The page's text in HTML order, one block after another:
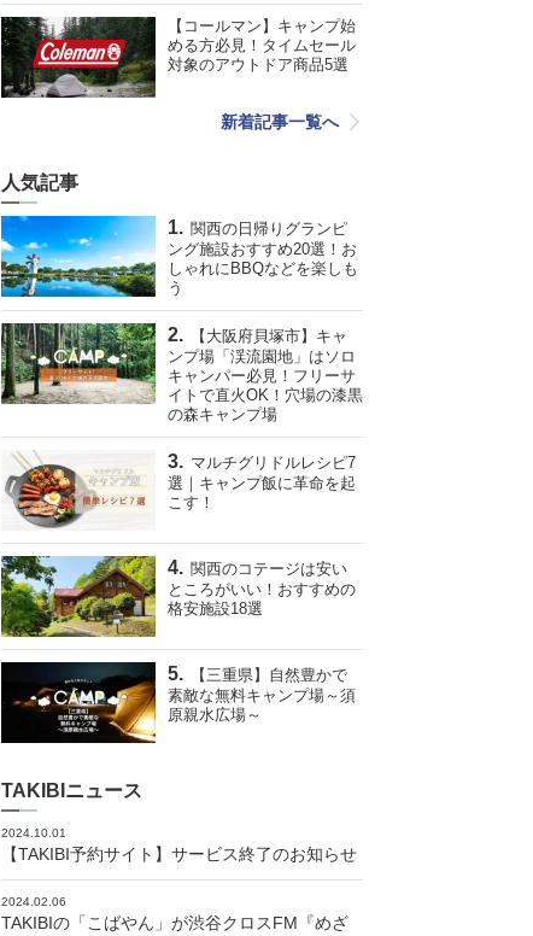
【コールマン】キャンプ始
める方必見！タイムセール
対象のアウトドア商品5選
新着記事一覧へ
人気記事
関西の日帰りグランピ
ング施設おすすめ20選！お
しゃれにBBQなどを楽しも
う
【大阪府貝塚市】キャ
ンプ場「渓流園地」はソロ
キャンパー必見！フリーサ
イトで直火OK！穴場の漆黒
の森キャンプ場
マルチグリドルレシピ7
選｜キャンプ飯に革命を起
こす！
関西のコテージは安い
ところがいい！おすすめの
格安施設18選
【三重県】自然豊かで
素敵な無料キャンプ場～須
原親水広場～
TAKIBIニュース
2024.10.01
【TAKIBI予約サイト】サービス終了のお知らせ
2024.02.06
TAKIBIの「こばやん」が渋谷クロスFM『めざ